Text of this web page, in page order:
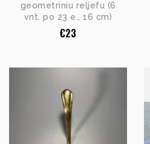
geometriniu reljefu (6
vnt. po 23 e., 16 cm)
€23